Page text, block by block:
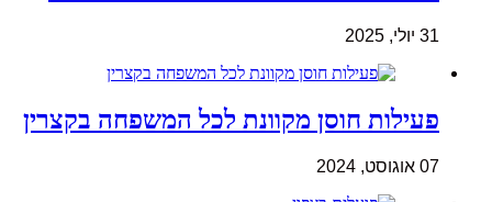
31 יולי, 2025
פעילות חוסן מקוונת לכל המשפחה בקצרין
07 אוגוסט, 2024